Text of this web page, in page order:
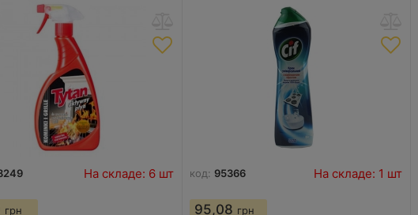
На складе: 6 шт
грн
код: 95366 На складе: 1 шт
95,08 грн